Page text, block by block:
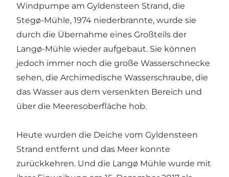
Windpumpe am Gyldensteen Strand, die
Stegø-Mühle, 1974 niederbrannte, wurde sie
durch die Übernahme eines Großteils der
Langø-Mühle wieder aufgebaut. Sie können
jedoch immer noch die große Wasserschnecke
sehen, die Archimedische Wasserschraube, die
das Wasser aus dem versenkten Bereich und
über die Meeresoberfläche hob.
Heute wurden die Deiche vom Gyldensteen
Strand entfernt und das Meer konnte
zurückkehren. Und die Langø Mühle wurde mit